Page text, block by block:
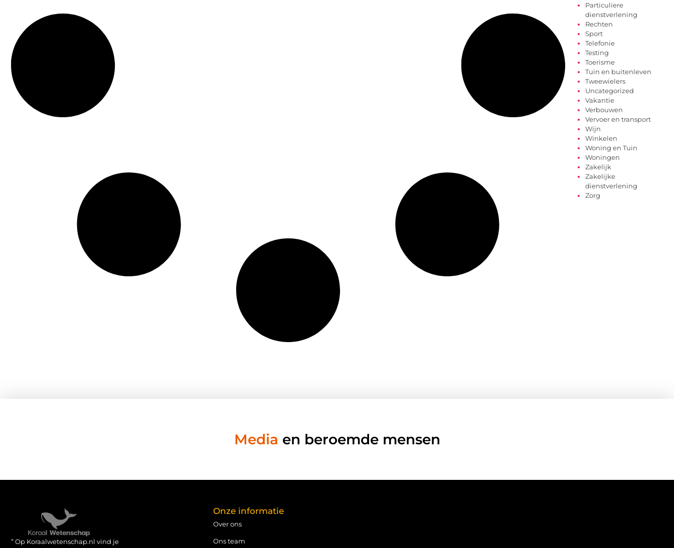
Particuliere
dienstverlening
Rechten
Sport
Telefonie
Testing
Toerisme
Tuin en buitenleven
Tweewielers
Uncategorized
Vakantie
Verbouwen
Vervoer en transport
Wijn
Winkelen
Woning en Tuin
Woningen
Zakelijk
Zakelijke
dienstverlening
Zorg
Media en beroemde mensen
” Op Koraalwetenschap.nl vind je
Onze informatie
Over ons
Ons team